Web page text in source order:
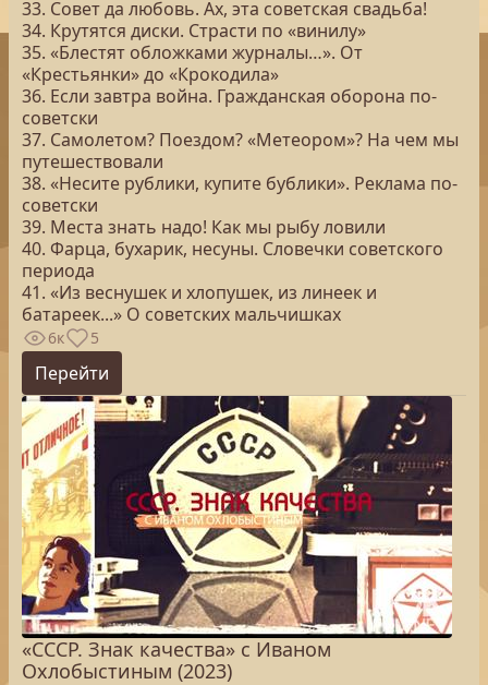
33. Совет да любовь. Ах, эта советская свадьба!
34. Крутятся диски. Страсти по «винилу»
35. «Блестят обложками журналы…». От
«Крестьянки» до «Крокодила»
36. Если завтра война. Гражданская оборона по-
советски
37. Самолетом? Поездом? «Метеором»? На чем мы
путешествовали
38. «Несите рублики, купите бублики». Реклама по-
советски
39. Места знать надо! Как мы рыбу ловили
40. Фарца, бухарик, несуны. Словечки советского
периода
41. «Из веснушек и хлопушек, из линеек и
батареек...» О советских мальчишках
6к 5
Перейти
«СССР. Знак качества» с Иваном
Охлобыстиным (2023)